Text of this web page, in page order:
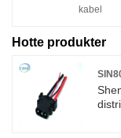
kabel
Hotte produkter